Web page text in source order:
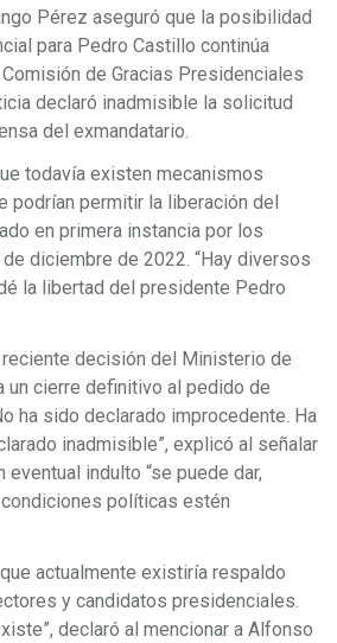
Pérez aseguró que la posibilidad
para Pedro Castillo continúa
de Gracias Presidenciales
declaró inadmisible la solicitud
del exmandatario.
todavía existen mecanismos
podrían permitir la liberación del
en primera instancia por los
diciembre de 2022. “Hay diversos
la libertad del presidente Pedro
decisión del Ministerio de
un cierre definitivo al pedido de
ha sido declarado improcedente. Ha
inadmisible”, explicó al señalar
eventual indulto “se puede dar,
políticas estén
actualmente existiría respaldo
y candidatos presidenciales.
declaró al mencionar a Alfonso